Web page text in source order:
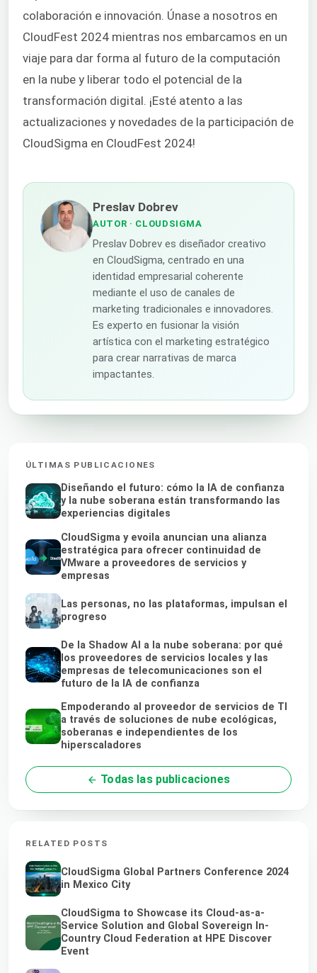
colaboración e innovación. Únase a nosotros en
CloudFest 2024 mientras nos embarcamos en un
viaje para dar forma al futuro de la computación
en la nube y liberar todo el potencial de la
transformación digital. ¡Esté atento a las
actualizaciones y novedades de la participación de
CloudSigma en CloudFest 2024!
Preslav Dobrev
AUTOR · CLOUDSIGMA
Preslav Dobrev es diseñador creativo
en CloudSigma, centrado en una
identidad empresarial coherente
mediante el uso de canales de
marketing tradicionales e innovadores.
Es experto en fusionar la visión
artística con el marketing estratégico
para crear narrativas de marca
impactantes.
ÚLTIMAS PUBLICACIONES
Diseñando el futuro: cómo la IA de confianza
y la nube soberana están transformando las
experiencias digitales
CloudSigma y evoila anuncian una alianza
estratégica para ofrecer continuidad de
VMware a proveedores de servicios y
empresas
Las personas, no las plataformas, impulsan el
progreso
De la Shadow AI a la nube soberana: por qué
los proveedores de servicios locales y las
empresas de telecomunicaciones son el
futuro de la IA de confianza
Empoderando al proveedor de servicios de TI
a través de soluciones de nube ecológicas,
soberanas e independientes de los
hiperscaladores
Todas las publicaciones
RELATED POSTS
CloudSigma Global Partners Conference 2024
in Mexico City
CloudSigma to Showcase its Cloud-as-a-
Service Solution and Global Sovereign In-
Country Cloud Federation at HPE Discover
Event